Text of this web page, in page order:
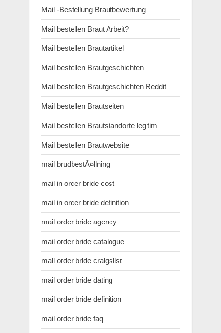
Mail -Bestellung Brautbewertung
Mail bestellen Braut Arbeit?
Mail bestellen Brautartikel
Mail bestellen Brautgeschichten
Mail bestellen Brautgeschichten Reddit
Mail bestellen Brautseiten
Mail bestellen Brautstandorte legitim
Mail bestellen Brautwebsite
mail brudbestÃ¤llning
mail in order bride cost
mail in order bride definition
mail order bride agency
mail order bride catalogue
mail order bride craigslist
mail order bride dating
mail order bride definition
mail order bride faq